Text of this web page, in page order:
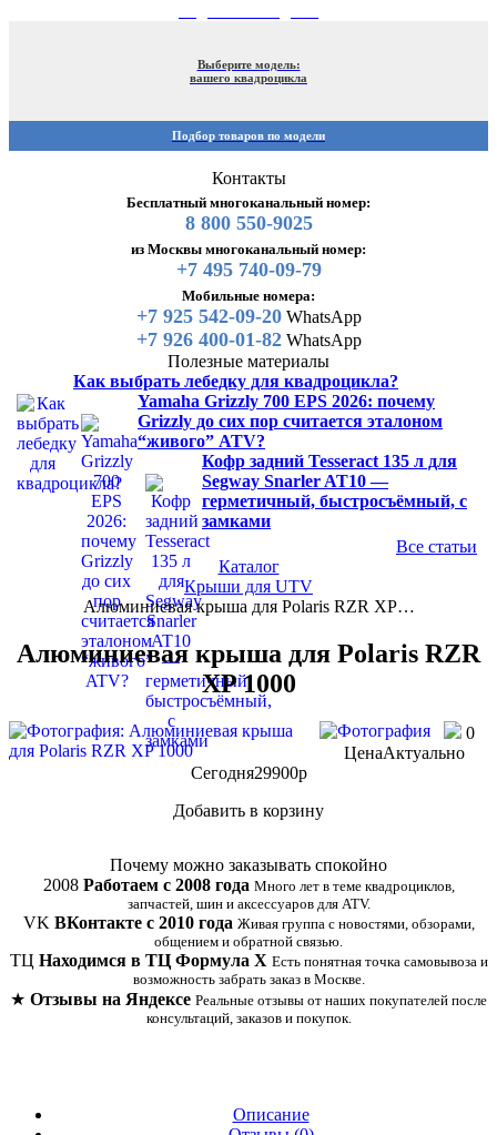
Выберите модель:
вашего квадроцикла
Подбор товаров по модели
Контакты
Бесплатный многоканальный номер:
8 800 550-9025
из Москвы многоканальный номер:
+7 495 740-09-79
Мобильные номера:
+7 925 542-09-20WhatsApp
+7 926 400-01-82WhatsApp
Полезные материалы
Как выбрать лебедку для квадроцикла?
Yamaha Grizzly 700 EPS 2026: почему
Grizzly до сих пор считается эталоном
“живого” ATV?
Кофр задний Tesseract 135 л для
Segway Snarler AT10 —
герметичный, быстросъёмный, с
замками
Все статьи
Каталог
Крыши для UTV
Алюминиевая крыша для Polaris RZR XP…
Алюминиевая крыша для Polaris RZR
XP 1000
0
ЦенаАктуально
Сегодня29900p
Добавить в корзину
Почему можно заказывать спокойно
2008 Работаем с 2008 года Много лет в теме квадроциклов,
запчастей, шин и аксессуаров для ATV.
VK ВКонтакте с 2010 года Живая группа с новостями, обзорами,
общением и обратной связью.
ТЦ Находимся в ТЦ Формула Х Есть понятная точка самовывоза и
возможность забрать заказ в Москве.
★ Отзывы на Яндексе Реальные отзывы от наших покупателей после
консультаций, заказов и покупок.
Описание